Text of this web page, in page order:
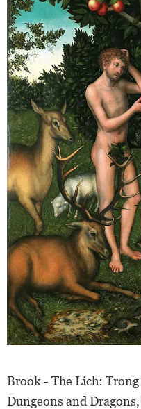
Brook - The Lich:
Dungeons and